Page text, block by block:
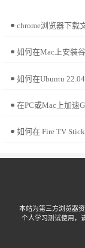
chrome浏览器下载
如何在Mac上安装
在PC或Mac上加速
如何在 Fire TV Stick
本站为第三方浏览器
个人学习测试使用，